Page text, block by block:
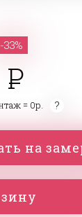
-33%
= 0р.
на